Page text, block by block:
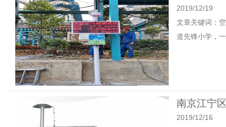
2019/12/19
文章关键词：
道先锋小学，
南京江宁
2019/12/16